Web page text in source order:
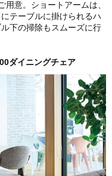
意。ショートアームは、
テーブルに掛けられるハ
下の掃除もスムーズに行
ダイニングチェア